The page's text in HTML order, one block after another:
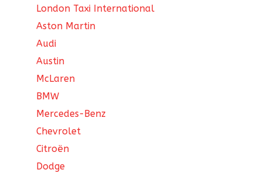
London Taxi International
Aston Martin
Audi
Austin
McLaren
BMW
Mercedes-Benz
Chevrolet
Citroën
Dodge